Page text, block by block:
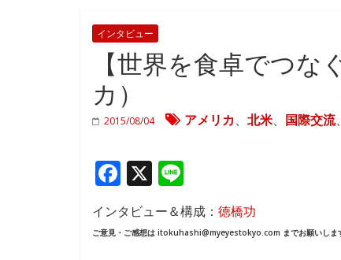
インタビュー
【世界を食卓でつ
カ）
2015/08/04 アメリカ、 北米、 国際交流、
F
ac
e
X
n
e
インタビュー＆構成： 徳橋功
ご意見・ご感想は itokuhashi@myeyestokyo.com までお願いしま